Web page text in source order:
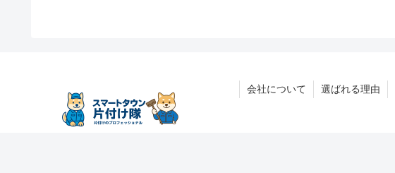
会社について 選ばれる理由